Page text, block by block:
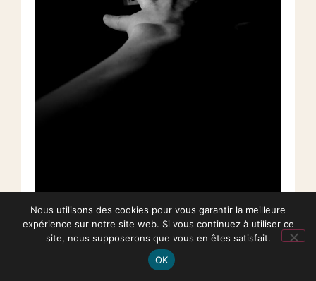
Réseaux sociaux et
comportement boursier : quels
risques pour les investisseurs
Nous utilisons des cookies pour vous garantir la meilleure
expérience sur notre site web. Si vous continuez à utiliser ce
site, nous supposerons que vous en êtes satisfait.
OK